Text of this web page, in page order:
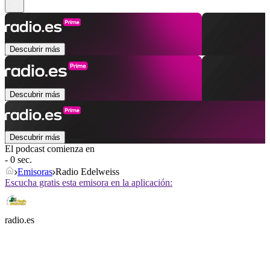
Descubrir más
Descubrir más
Descubrir más
El podcast comienza en
- 0 sec.
Emisoras Radio Edelweiss
Escucha gratis esta emisora en la aplicación:
radio.es